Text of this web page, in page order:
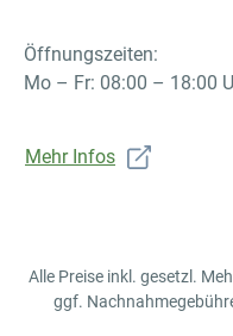
Öffnungszeiten:
Mo – Fr: 08:00 – 18:00
Mehr Infos
Alle Preise inkl. gesetzl.
ggf.